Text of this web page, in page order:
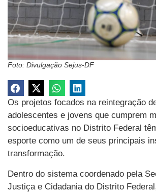
Foto: Divulgação Sejus-DF
Os projetos focados na reintegração
adolescentes e jovens que cumprem
socioeducativas no Distrito Federal
esporte como um de seus principais
transformação.
Dentro do sistema coordenado pela
Justiça e Cidadania do Distrito